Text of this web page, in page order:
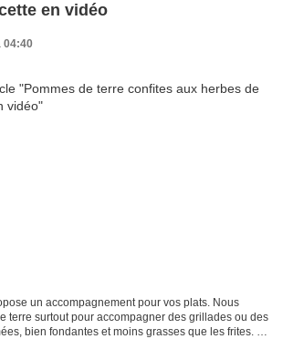
en vidéo
04:40
un accompagnement pour vos plats. Nous
terre surtout pour accompagner des grillades ou des
bien fondantes et moins grasses que les frites. Je